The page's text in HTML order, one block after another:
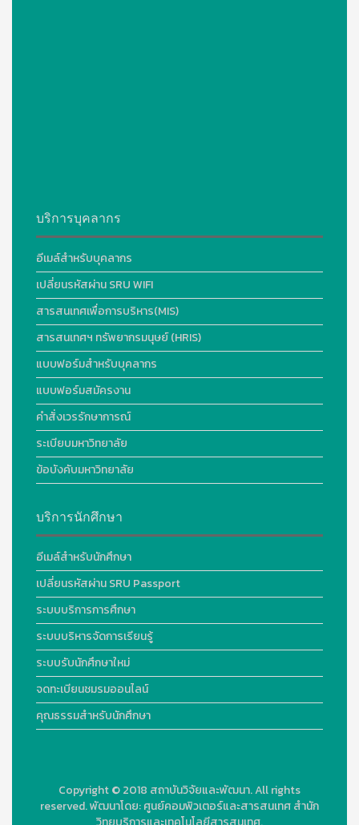
บริการบุคลากร
อีเมล์สำหรับบุคลากร
เปลี่ยนรหัสผ่าน SRU WIFI
สารสนเทศเพื่อการบริหาร(MIS)
สารสนเทศฯ ทรัพยากรมนุษย์ (HRIS)
แบบฟอร์มสำหรับบุคลากร
แบบฟอร์มสมัครงาน
คำสั่งเวรรักษาการณ์
ระเบียบมหาวิทยาลัย
ข้อบังคับมหาวิทยาลัย
บริการนักศึกษา
อีเมล์สำหรับนักศึกษา
เปลี่ยนรหัสผ่าน SRU Passport
ระบบบริการการศึกษา
ระบบบริหารจัดการเรียนรู้
ระบบรับนักศึกษาใหม่
จดทะเบียนชมรมออนไลน์
คุณธรรมสำหรับนักศึกษา
Copyright © 2018 สถาบันวิจัยและพัฒนา. All rights
reserved.พัฒนาโดย:ศูนย์คอมพิวเตอร์และสารสนเทศ สำนัก